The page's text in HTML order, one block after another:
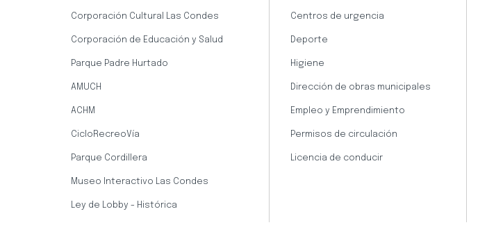
Corporación Cultural Las Condes
Corporación de Educación y Salud
Parque Padre Hurtado
AMUCH
ACHM
CicloRecreoVía
Parque Cordillera
Museo Interactivo Las Condes
Ley de Lobby - Histórica
Centros de urgencia
Deporte
Higiene
Dirección de obras municipales
Empleo y Emprendimiento
Permisos de circulación
Licencia de conducir